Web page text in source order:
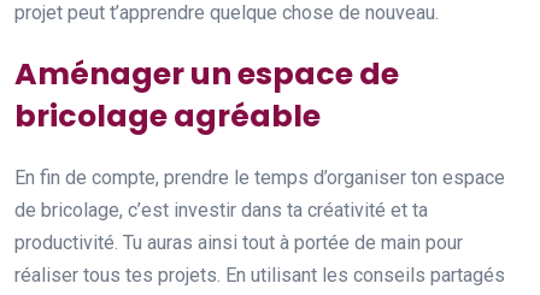
projet peut t’apprendre quelque chose de nouveau.
Aménager un espace de
bricolage agréable
En fin de compte, prendre le temps d’organiser ton espace
de bricolage, c’est investir dans ta créativité et ta
productivité. Tu auras ainsi tout à portée de main pour
réaliser tous tes projets. En utilisant les conseils partagés